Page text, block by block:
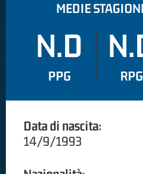
MEDIE
N.D
PPG RPG
Data di nascita:
14/9/1993